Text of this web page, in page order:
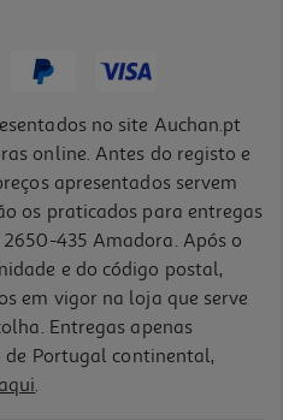
Limão 27gr
no site Auchan.pt
online. Antes do registo e
apresentados servem
os praticados para entregas
435 Amadora. Após o
e do código postal,
em vigor na loja que serve
Entregas apenas
Portugal continental,
aqui.